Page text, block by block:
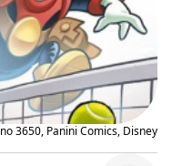
3650, Panini Comics, Disney